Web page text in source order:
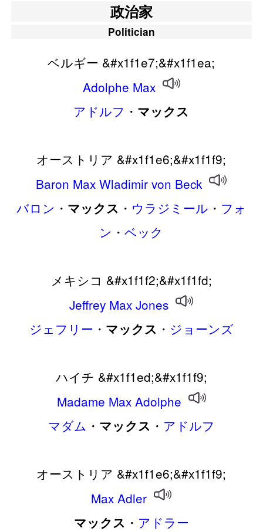
政治家
Politician
ベルギー &#x1f1e7;&#x1f1ea;
Adolphe Max
アドルフ ・ マックス
オーストリア &#x1f1e6;&#x1f1f9;
Baron Max Wladimir von Beck
バロン ・ マックス ・ ウラジミール ・ フォ
ン ・ベック
メキシコ &#x1f1f2;&#x1f1fd;
Jeffrey Max Jones
ジェフリー ・ マックス ・ ジョーンズ
ハイチ &#x1f1ed;&#x1f1f9;
Madame Max Adolphe
マダム ・ マックス ・ アドルフ
オーストリア &#x1f1e6;&#x1f1f9;
Max Adler
マックス ・ アドラー